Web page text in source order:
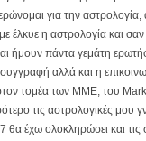
για την
η αστρολογία και
ήμουν πάντα γεμάτη
αλλά και η
τομέα των ΜΜΕ, του
τις αστρολογικές μου
θα έχω ολοκληρώσει και